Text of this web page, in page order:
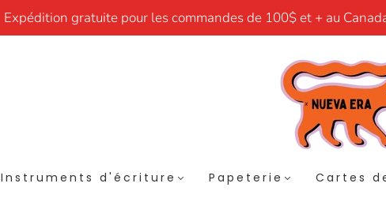
Expédition gratuite pour les commandes de 100$ et + au
Instruments d'écriture Papeterie Cartes